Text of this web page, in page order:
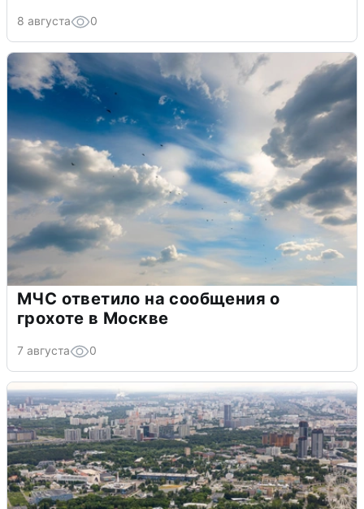
8 августа 0
МЧС ответило на сообщения о
грохоте в Москве
7 августа 0